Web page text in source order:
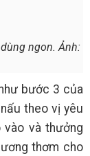
ngon. Ảnh:
bước 3 của
theo vị yêu
vào và thưởng
thơm cho